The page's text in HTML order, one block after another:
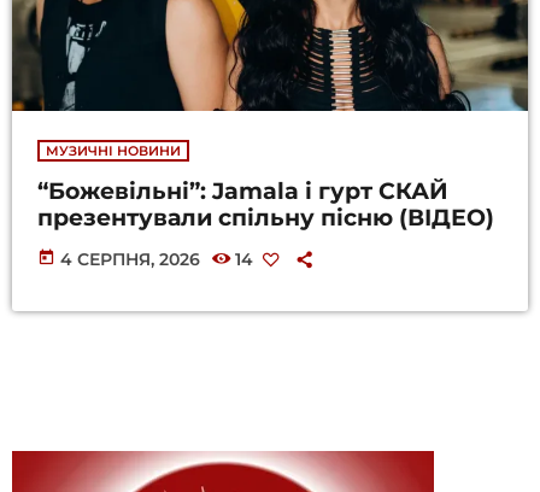
МУЗИЧНІ НОВИНИ
“Божевільні”: Jamala і гурт СКАЙ
презентували спільну пісню (ВІДЕО)
today 4 СЕРПНЯ, 2026 14